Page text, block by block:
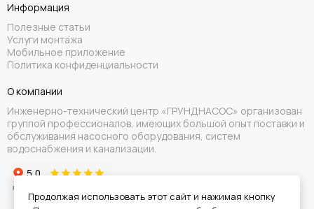
Информация
Полезные статьи
Услуги монтажа
Мобильное приложение
Политика конфиденциальности
О компании
Инженерно-технический центр «ГРУНДНАСОС» организован
группой профессионалов, имеющих большой опыт поставки и
обслуживания насосного оборудования, систем
водоснабжения и канализации.
Продолжая использовать этот сайт и нажимая кнопку